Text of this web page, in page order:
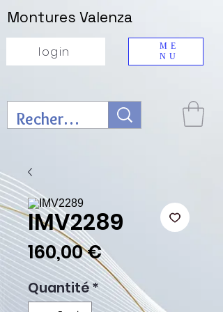
ME
NU
Montures Valenza
login
IMV2289
160,00 €Prix
Quantité*